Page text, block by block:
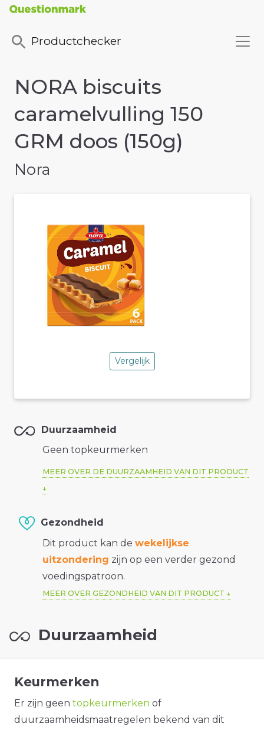
Productchecker
NORA biscuits
caramelvulling 150
GRM doos (150g)
Nora
Vergelijk
Duurzaamheid
Geen topkeurmerken
MEER OVER DE DUURZAAMHEID VAN DIT PRODUCT
Gezondheid
Dit product kan de wekelijkse
uitzondering zijn op een verder gezond
voedingspatroon.
MEER OVER GEZONDHEID VAN DIT PRODUCT
Duurzaamheid
Keurmerken
Er zijn geen topkeurmerken of
duurzaamheidsmaatregelen bekend van dit